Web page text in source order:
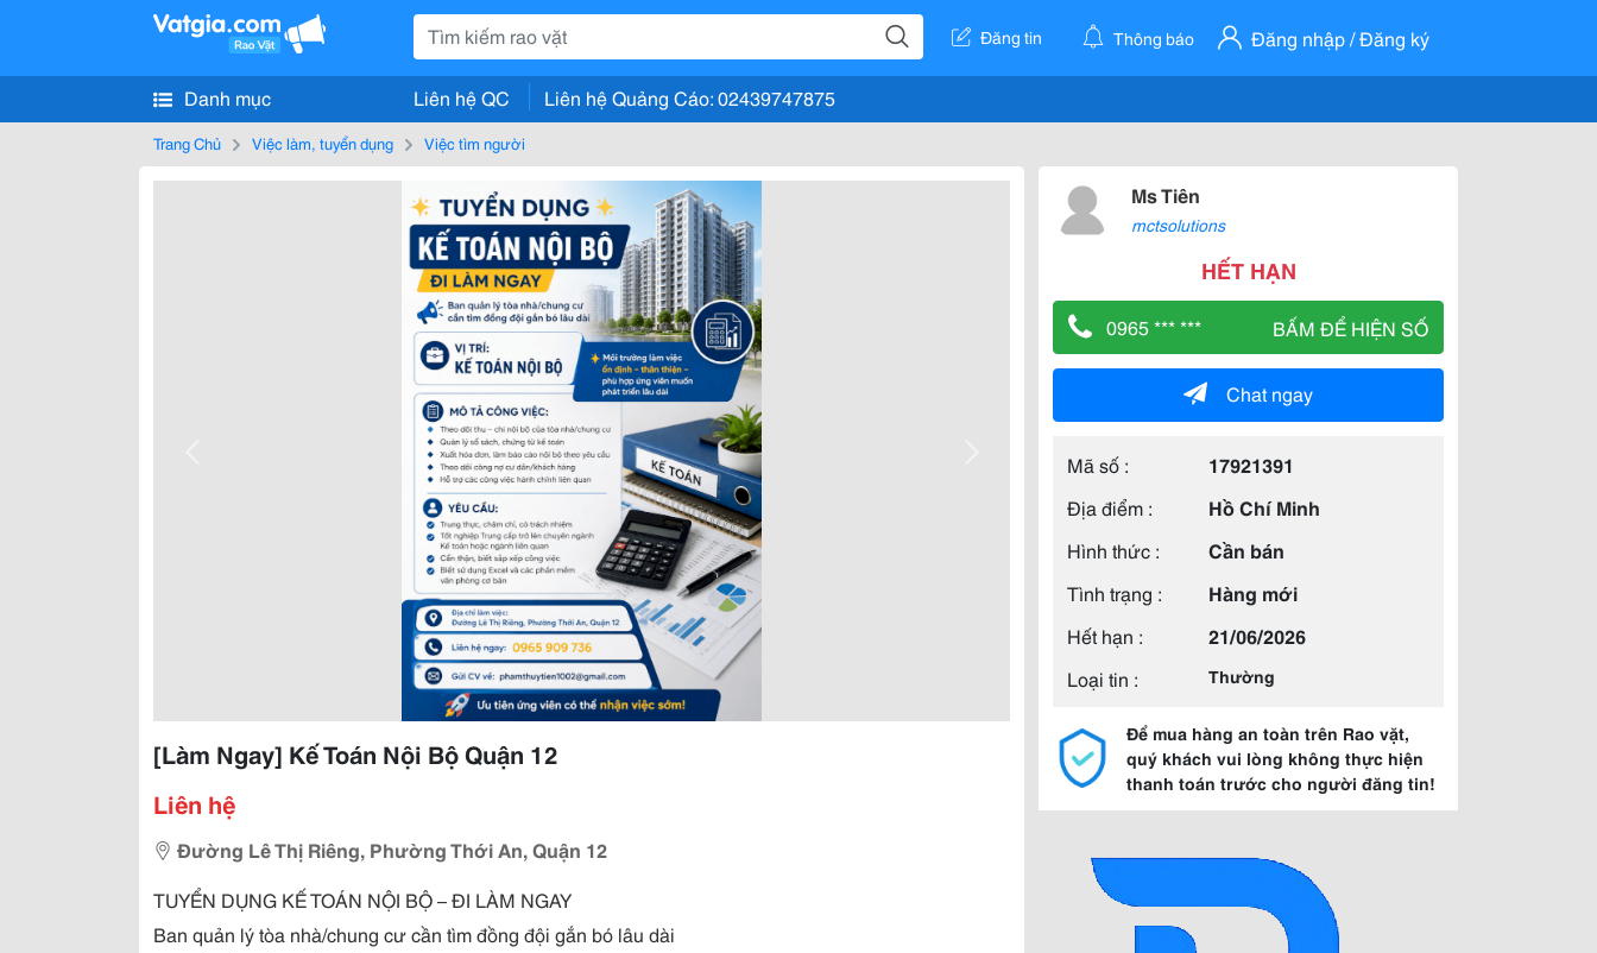
Đăng tin Thông báo Đăng nhập / Đăng ký
Danh mục Liên hệ QC Liên hệ Quảng Cáo: 02439747875
Trang Chủ Việc làm, tuyển dụng Việc tìm người
[Làm Ngay] Kế Toán Nội Bộ Quận 12
Liên hệ
Đường Lê Thị Riêng, Phường Thới An, Quận 12
TUYỂN DỤNG KẾ TOÁN NỘI BỘ – ĐI LÀM NGAY
Ban quản lý tòa nhà/chung cư cần tìm đồng đội gắn bó lâu dài
Ms Tiên
mctsolutions
HẾT HẠN
0965 *** *** BẤM ĐỂ HIỆN SỐ
Chat ngay
Mã số :
17921391
Địa điểm :
Hồ Chí Minh
Hình thức :
Cần bán
Tình trạng :
Hàng mới
Hết hạn :
21/06/2026
Loại tin :
Thường
Để mua hàng an toàn trên Rao vặt,
quý khách vui lòng không thực hiện
thanh toán trước cho người đăng tin!